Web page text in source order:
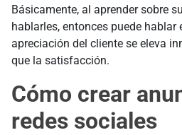
Básicamente, al aprender sobre
hablarles, entonces puede hablar
apreciación del cliente se eleva
que la satisfacción.
Cómo crear
redes sociales